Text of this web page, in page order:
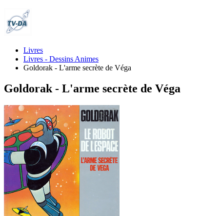
Livres
Livres - Dessins Animes
Goldorak - L'arme secrète de Véga
Goldorak - L'arme secrète de Véga